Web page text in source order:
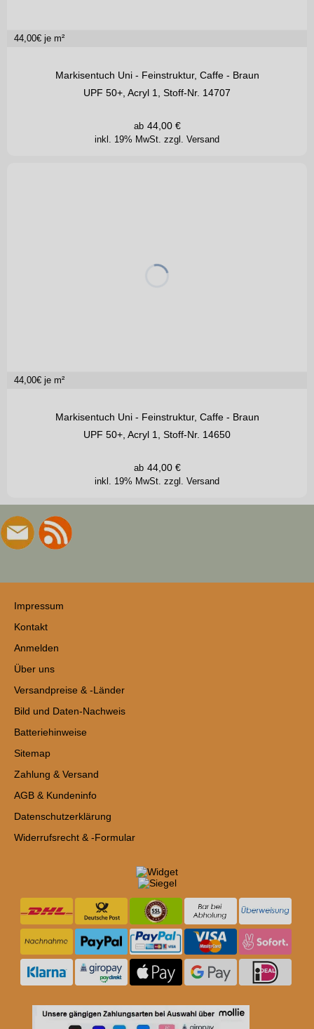
44,00€ je m²
Markisentuch Uni - Feinstruktur, Caffe - Braun
UPF 50+, Acryl 1, Stoff-Nr. 14707
inkl. 19% MwSt. zzgl. Versand
ab 44,00€
44,00€ je m²
Markisentuch Uni - Feinstruktur, Caffe - Braun
UPF 50+, Acryl 1, Stoff-Nr. 14650
inkl. 19% MwSt. zzgl. Versand
ab 44,00€
Impressum
Kontakt
Anmelden
Über uns
Versandpreise & -Länder
Bild und Daten-Nachweis
Batteriehinweise
Sitemap
Zahlung & Versand
AGB & Kundeninfo
Datenschutzerklärung
Widerrufsrecht & -Formular